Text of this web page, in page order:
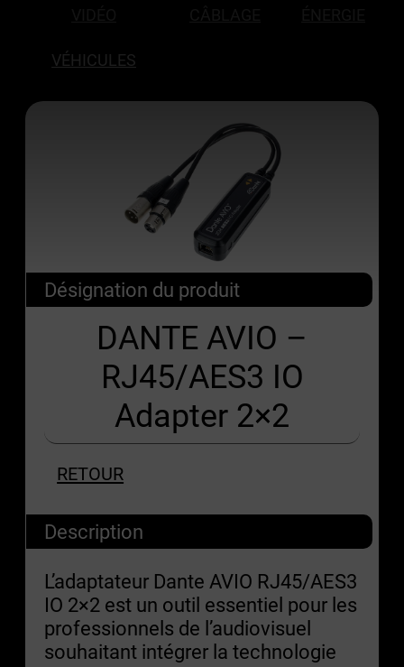
VÉHICULES
Désignation du produit
DANTE AVIO –
RJ45/AES3 IO
Adapter 2×2
RETOUR
Description
L’adaptateur Dante AVIO RJ45/AES3
IO 2×2 est un outil essentiel pour les
professionnels de l’audiovisuel
souhaitant intégrer la technologie